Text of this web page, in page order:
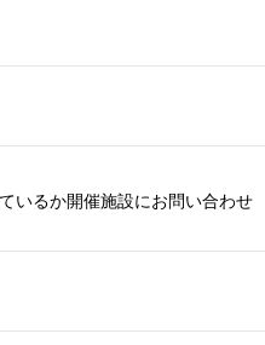
いるか開催施設にお問い合わせ